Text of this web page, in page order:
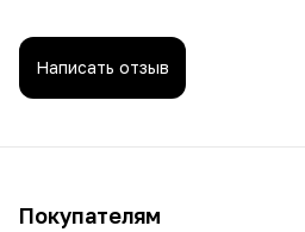
Написать отзыв
Покупателям